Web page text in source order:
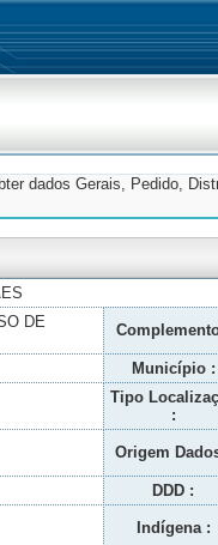
dados Gerais, Pedido,
DE
Município :
Tipo
:
Origem
DDD :
Indígena :